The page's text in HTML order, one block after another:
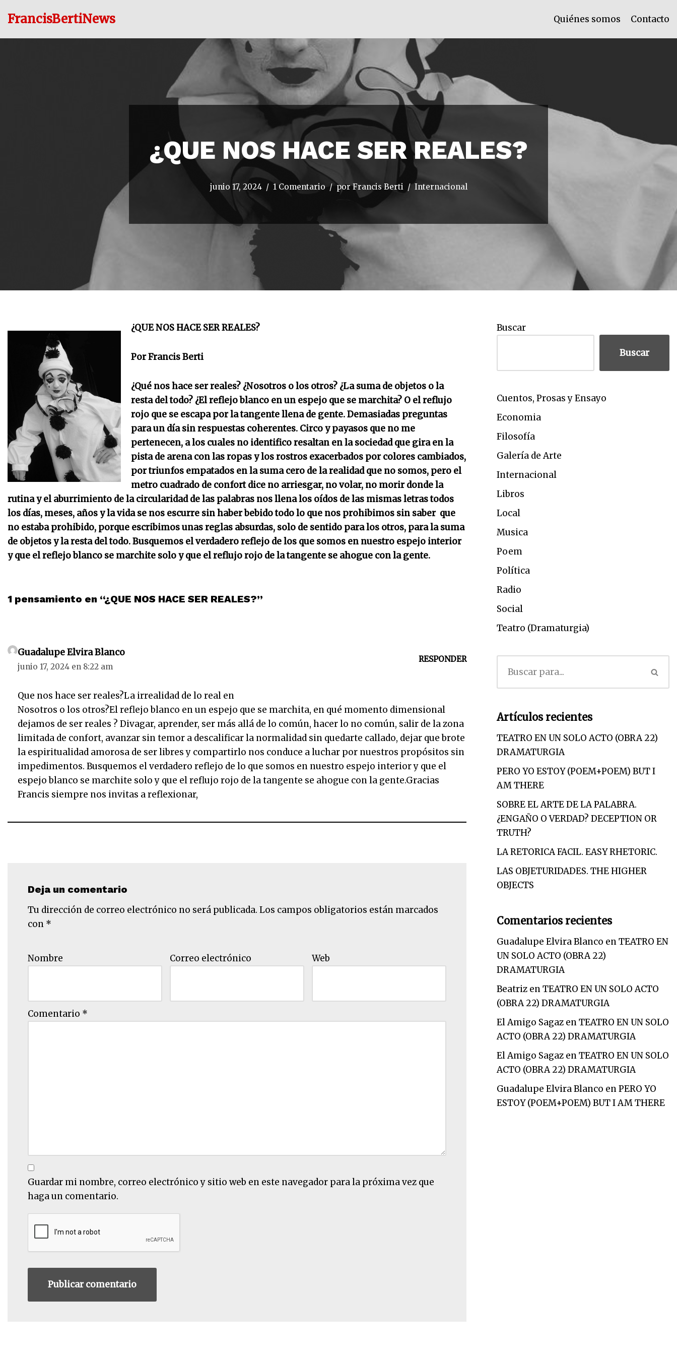
FrancisBertiNews Quiénes somos Contacto
¿QUE NOS HACE SER REALES?
junio 17, 2024 1 Comentario porFrancis Berti Internacional
¿QUE NOS HACE SER REALES?
Por Francis Berti
¿Qué nos hace ser reales? ¿Nosotros o los otros? ¿La suma de objetos o la
resta del todo? ¿El reflejo blanco en un espejo que se marchita? O el reflujo
rojo que se escapa por la tangente llena de gente. Demasiadas preguntas
para un día sin respuestas coherentes. Circo y payasos que no me
pertenecen, a los cuales no identifico resaltan en la sociedad que gira en la
pista de arena con las ropas y los rostros exacerbados por colores cambiados,
por triunfos empatados en la suma cero de la realidad que no somos, pero el
metro cuadrado de confort dice no arriesgar, no volar, no morir donde la
rutina y el aburrimiento de la circularidad de las palabras nos llena los oídos de las mismas letras todos
los días, meses, años y la vida se nos escurre sin haber bebido todo lo que nos prohibimos sin saber que
no estaba prohibido, porque escribimos unas reglas absurdas, solo de sentido para los otros, para la suma
de objetos y la resta del todo. Busquemos el verdadero reflejo de los que somos en nuestro espejo interior
y que el reflejo blanco se marchite solo y que el reflujo rojo de la tangente se ahogue con la gente.
1 pensamiento en “¿QUE NOS HACE SER REALES?”
Guadalupe Elvira Blanco
junio 17, 2024 en 8:22 am
RESPONDER
Que nos hace ser reales?La irrealidad de lo real en
Nosotros o los otros?El reflejo blanco en un espejo que se marchita, en qué momento dimensional
dejamos de ser reales ? Divagar, aprender, ser más allá de lo común, hacer lo no común, salir de la zona
limitada de confort, avanzar sin temor a descalificar la normalidad sin quedarte callado, dejar que brote
la espiritualidad amorosa de ser libres y compartirlo nos conduce a luchar por nuestros propósitos sin
impedimentos. Busquemos el verdadero reflejo de lo que somos en nuestro espejo interior y que el
espejo blanco se marchite solo y que el reflujo rojo de la tangente se ahogue con la gente.Gracias
Francis siempre nos invitas a reflexionar,
Deja un comentario
Tu dirección de correo electrónico no será publicada. Los campos obligatorios están marcados
con *
Nombre Correo electrónico Web
Comentario *
Guardar mi nombre, correo electrónico y sitio web en este navegador para la próxima vez que
haga un comentario.
Buscar
Buscar
Cuentos, Prosas y Ensayo
Economia
Filosofía
Galería de Arte
Internacional
Libros
Local
Musica
Poem
Política
Radio
Social
Teatro (Dramaturgia)
Artículos recientes
TEATRO EN UN SOLO ACTO (OBRA 22)
DRAMATURGIA
PERO YO ESTOY (POEM+POEM) BUT I
AM THERE
SOBRE EL ARTE DE LA PALABRA.
¿ENGAÑO O VERDAD? DECEPTION OR
TRUTH?
LA RETORICA FACIL. EASY RHETORIC.
LAS OBJETURIDADES. THE HIGHER
OBJECTS
Comentarios recientes
Guadalupe Elvira Blanco enTEATRO EN
UN SOLO ACTO (OBRA 22)
DRAMATURGIA
BeatrizenTEATRO EN UN SOLO ACTO
(OBRA 22) DRAMATURGIA
El Amigo SagazenTEATRO EN UN SOLO
ACTO (OBRA 22) DRAMATURGIA
El Amigo SagazenTEATRO EN UN SOLO
ACTO (OBRA 22) DRAMATURGIA
Guadalupe Elvira Blanco enPERO YO
ESTOY (POEM+POEM) BUT I AM THERE